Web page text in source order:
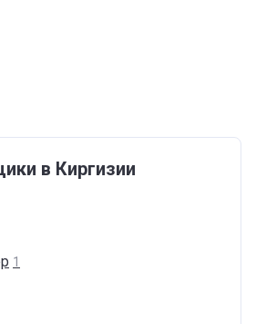
в Киргизии
1